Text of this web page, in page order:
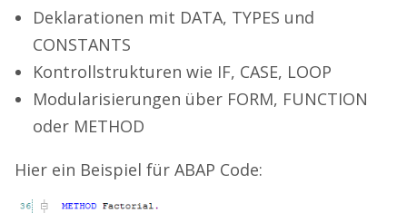
Deklarationen mit DATA, TYPES und
CONSTANTS
Kontrollstrukturen wie IF, CASE, LOOP
Modularisierungen über FORM, FUNCTION
oder METHOD
Hier ein Beispiel für ABAP Code: